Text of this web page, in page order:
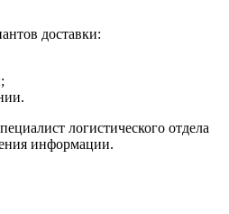
доставки:
логистического отдела
информации.